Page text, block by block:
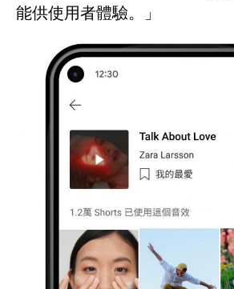
能供使用者體驗。」